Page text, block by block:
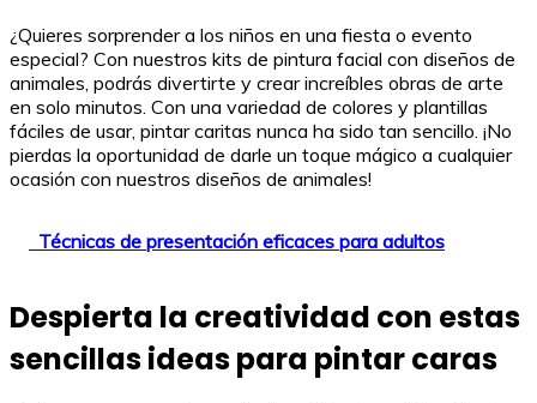
¿Quieres sorprender a los niños en una fiesta o evento
especial? Con nuestros kits de pintura facial con diseños de
animales, podrás divertirte y crear increíbles obras de arte
en solo minutos. Con una variedad de colores y plantillas
fáciles de usar, pintar caritas nunca ha sido tan sencillo. ¡No
pierdas la oportunidad de darle un toque mágico a cualquier
ocasión con nuestros diseños de animales!
Técnicas de presentación eficaces para adultos
Despierta la creatividad con estas
sencillas ideas para pintar caras